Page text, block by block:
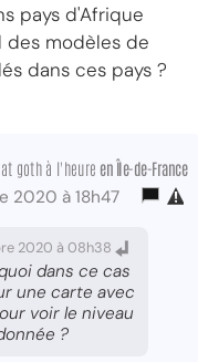
pays d'Afrique
des modèles de
dans ces pays ?
goth à l'heure en Île-de-France
2020 à 18h47
2020 à 08h38
dans ce cas
une carte avec
voir le niveau
?